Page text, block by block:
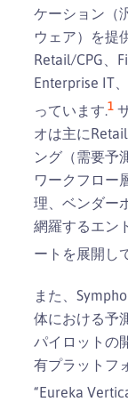
ケーション（
ウェア）を提
Retail/CPG、
Enterprise IT
っています.1
オは主に
ング（需要予
ワークフロー
理、ベンダー
網羅するエン
ートを展開し
また、
体における予
パイロットの
有プラットフ
“Eureka